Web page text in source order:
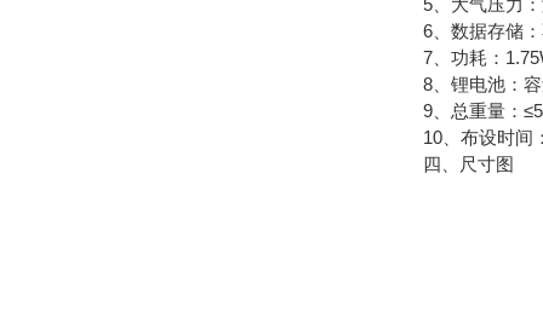
5、大气压力：
6、数据存储：
7、功耗：
8、锂电池：容
9、总重量：
10、布设时间：
四、尺寸图